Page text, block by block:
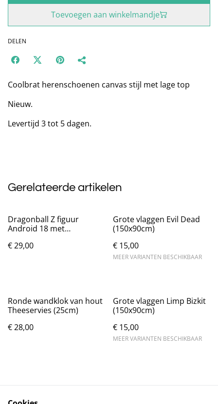
Toevoegen aan winkelmandje
DELEN
Coolbrat herenschoenen canvas stijl met lage top
Nieuw.
Levertijd 3 tot 5 dagen.
Gerelateerde artikelen
Dragonball Z figuur
Android 18 met
€ 29,00
Grote vlaggen Evil Dead
(150x90cm)
€ 15,00
MEER VARIANTEN BESCHIKBAAR
Ronde wandklok van hout
Theeservies (25cm)
€ 28,00
Grote vlaggen Limp Bizkit
(150x90cm)
€ 15,00
MEER VARIANTEN BESCHIKBAAR